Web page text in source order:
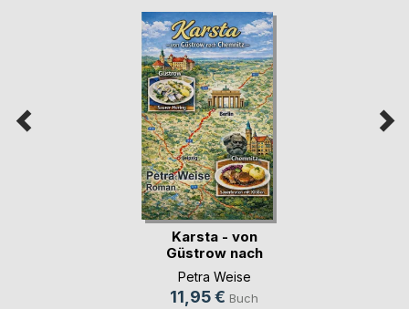
Karsta - von
Güstrow nach
Chemnitz
Petra Weise
11,95 € Buch